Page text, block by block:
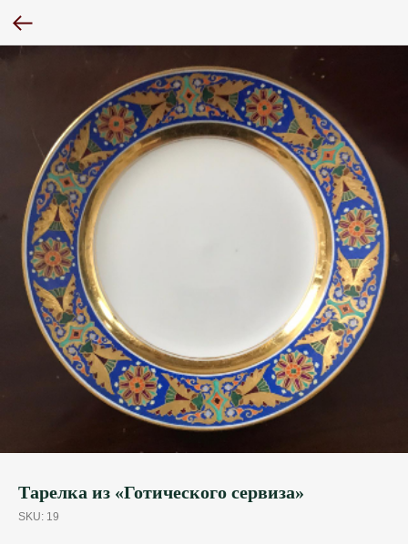
Тарелка из «Готического сервиза»
SKU: 19